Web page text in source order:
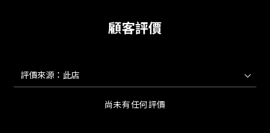
顧客評價
尚未有任何評價